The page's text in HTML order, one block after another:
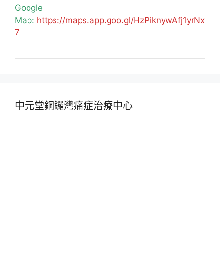
Google
Map: https://maps.app.goo.gl/HzPiknywAfj1yrNx
7
中元堂銅鑼灣痛症治療中心